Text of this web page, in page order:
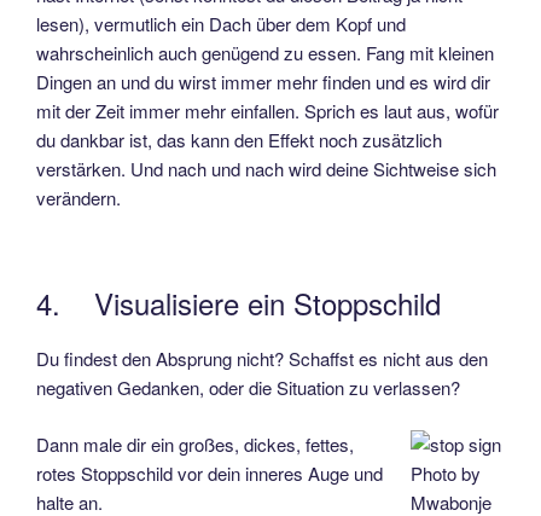
lesen), vermutlich ein Dach über dem Kopf und
wahrscheinlich auch genügend zu essen. Fang mit kleinen
Dingen an und du wirst immer mehr finden und es wird dir
mit der Zeit immer mehr einfallen. Sprich es laut aus, wofür
du dankbar ist, das kann den Effekt noch zusätzlich
verstärken. Und nach und nach wird deine Sichtweise sich
verändern.
4. Visualisiere ein Stoppschild
Du findest den Absprung nicht? Schaffst es nicht aus den
negativen Gedanken, oder die Situation zu verlassen?
Photo by
Mwabonje
Dann male dir ein großes, dickes, fettes,
rotes Stoppschild vor dein inneres Auge und
halte an.